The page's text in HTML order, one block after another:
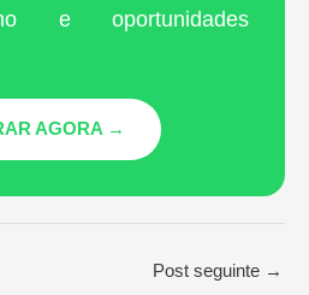
e oportunidades
AGORA →
Post seguinte →